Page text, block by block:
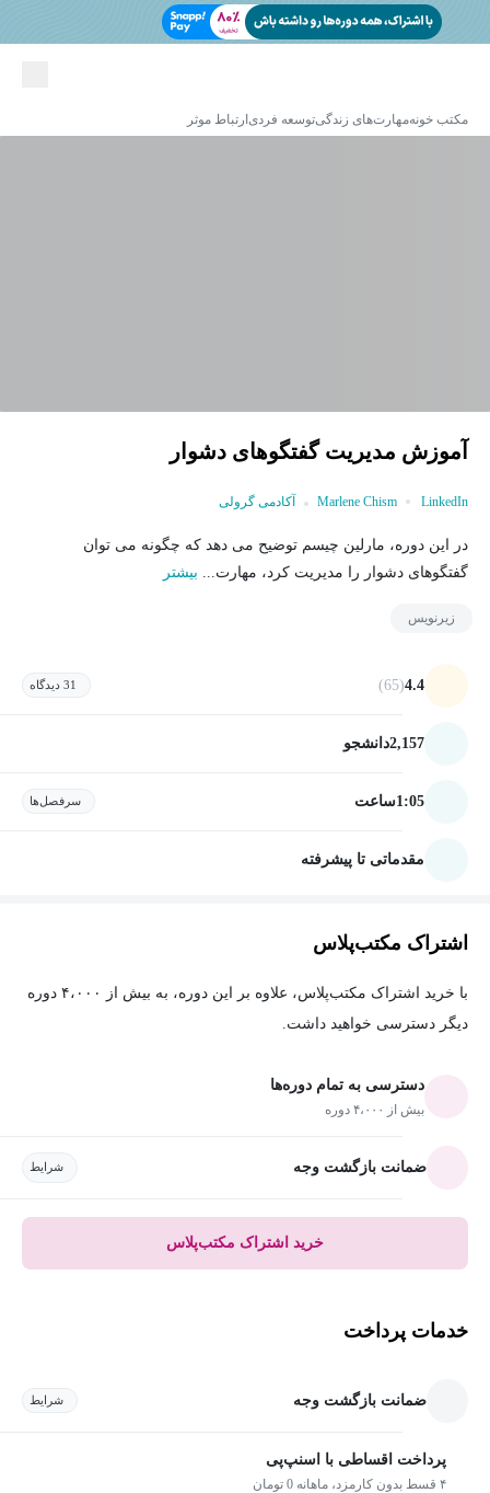
مکتب خونهمهارت‌های زندگیتوسعه فردی ارتباط موثر
آموزش مدیریت گفتگوهای دشوار
LinkedIn
Marlene Chism آکادمی گرولی
در این دوره، مارلین چیسم توضیح می دهد که چگونه می توان
گفتگوهای دشوار را مدیریت کرد، مهارت... بیشتر
زیرنویس
4.4
(65) 31 دیدگاه
2,157دانشجو
1:05ساعت سرفصل‌ها
مقدماتی تا پیشرفته
اشتراک مکتب‌پلاس
با خرید اشتراک مکتب‌پلاس، علاوه بر این دوره، به بیش از ۴،۰۰۰ دوره
دیگر دسترسی خواهید داشت.
دسترسی به تمام دوره‌ها
بیش از ۴،۰۰۰ دوره
ضمانت بازگشت وجه شرایط
خرید اشتراک مکتب‌پلاس
خدمات پرداخت
ضمانت بازگشت وجه شرایط
پرداخت اقساطی با اسنپ‌پی
۴ قسط بدون کارمزد، ماهانه 0 تومان